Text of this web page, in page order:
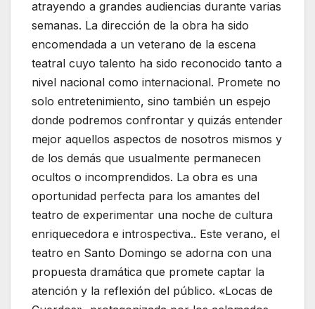
atrayendo a grandes audiencias durante varias
semanas. La dirección de la obra ha sido
encomendada a un veterano de la escena
teatral cuyo talento ha sido reconocido tanto a
nivel nacional como internacional. Promete no
solo entretenimiento, sino también un espejo
donde podremos confrontar y quizás entender
mejor aquellos aspectos de nosotros mismos y
de los demás que usualmente permanecen
ocultos o incomprendidos. La obra es una
oportunidad perfecta para los amantes del
teatro de experimentar una noche de cultura
enriquecedora e introspectiva.. Este verano, el
teatro en Santo Domingo se adorna con una
propuesta dramática que promete captar la
atención y la reflexión del público. «Locas de